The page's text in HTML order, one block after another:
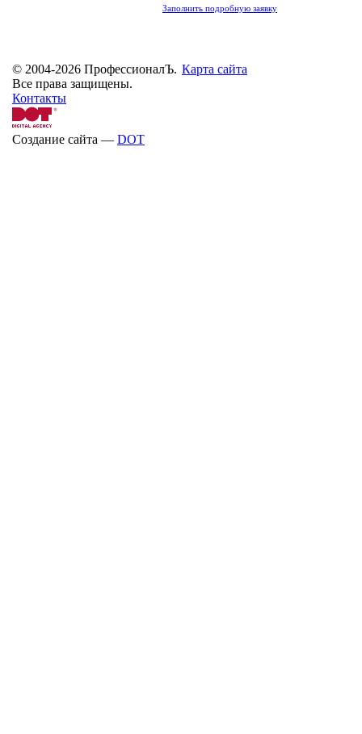
Заполнить подробную заявку
© 2004-2026 ПрофессионалЪ.
Все права защищены.
Контакты
Создание сайта — DOT
Карта сайта